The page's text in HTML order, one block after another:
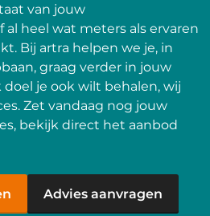
van jouw
al heel wat meters als ervaren
Bij artra helpen we je, in
graag verder in jouw
doel je ook wilt behalen, wij
Zet vandaag nog jouw
bekijk direct het aanbod
Advies aanvragen